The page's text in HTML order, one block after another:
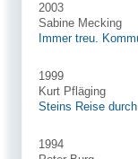
2003
Sabine Mecking
Immer treu.
1999
Kurt Pfläging
Steins Reise
1994